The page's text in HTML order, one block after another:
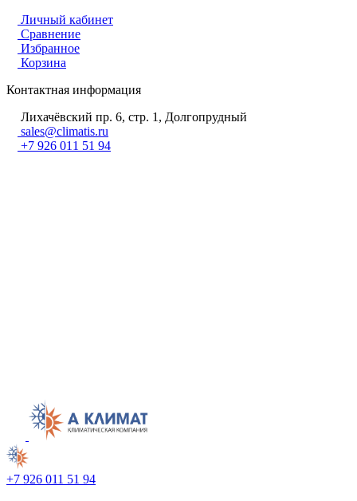
Личный кабинет
Сравнение
Избранное
Корзина
Контактная информация
Лихачёвский пр. 6, стр. 1, Долгопрудный
sales@climatis.ru
+7 926 011 51 94
+7 926 011 51 94